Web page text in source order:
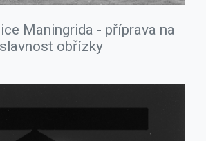
Maningrida - příprava na
slavnost obřízky